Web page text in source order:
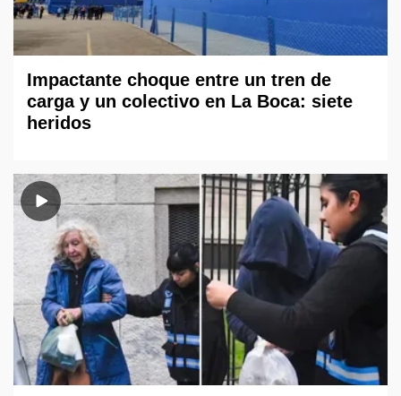
Impactante choque entre un tren de
carga y un colectivo en La Boca: siete
heridos